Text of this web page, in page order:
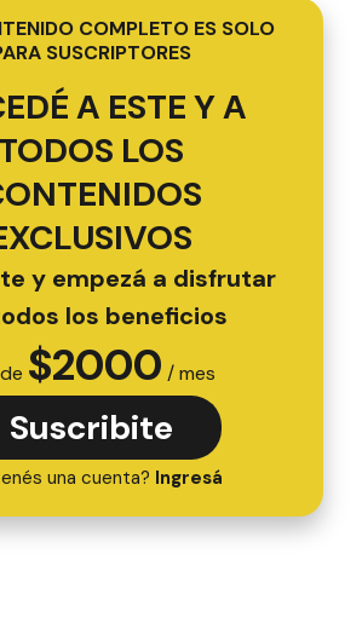
COMPLETO ES SOLO
SUSCRIPTORES
A ESTE Y A
TODOS LOS
y empezá a disfrutar
los beneficios
$2000 / mes
Suscribite
una cuenta? Ingresá